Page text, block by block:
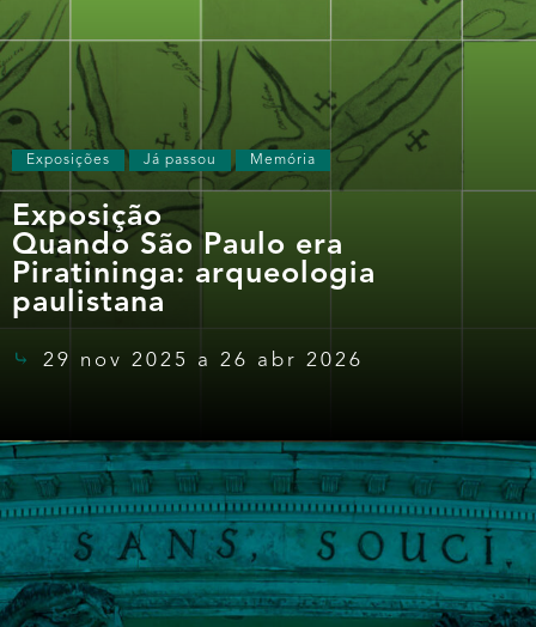
Exposições Já passou Memória
Exposição
Quando São Paulo era
Piratininga: arqueologia
paulistana
29 nov 2025 a 26 abr 2026